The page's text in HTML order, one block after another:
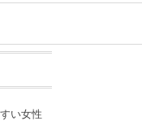
い女性